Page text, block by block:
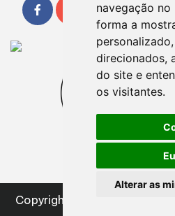
navegação
forma a
direcionados,
do site e
os visitantes.
Alterar as
Copyright